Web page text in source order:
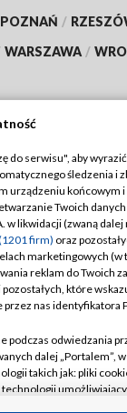
POZNAŃ /
WARSZAWA /
TVP
Cyfrowa
Regulamin TVP
prywatności
Moje zgody
Pomoc
Kontakt
do serwisu", aby
śledzenia i
urządzeniu końcowym i
Twoich
w likwidacji (zwaną dalej
firm) oraz
marketingowych (w
reklam do Twoich
które
nas identyfikatora
podczas odwiedzania
dalej „Portalem”,
takich jak: pliki